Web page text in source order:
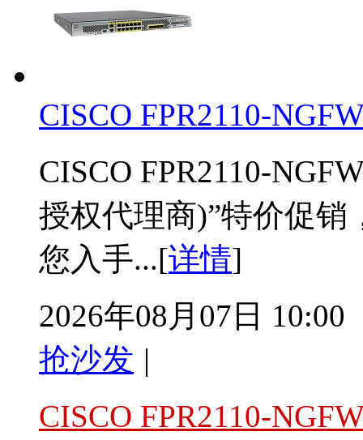
CISCO FPR2110-
CISCO FPR2110-
授权代理商)”特价促
您入手...[详情]
2026年08月07日 10:00
抢沙发 |
CISCO FPR2110-